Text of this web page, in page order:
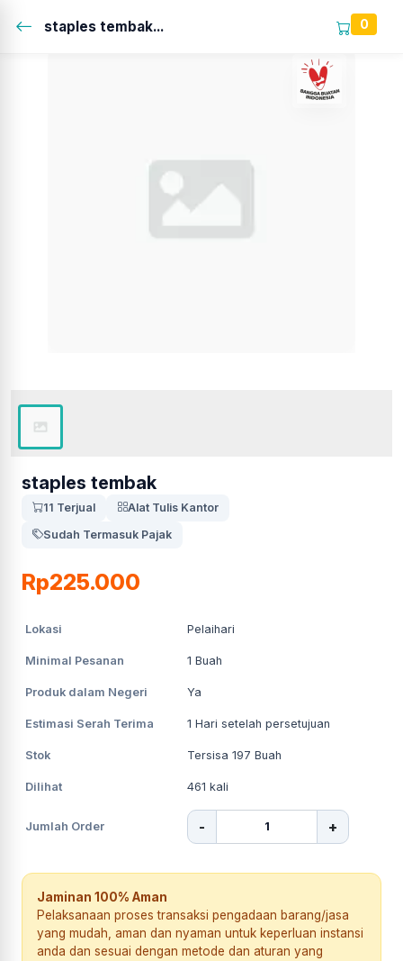
staples tembak... 0
staples tembak
11 Terjual
Alat Tulis Kantor
Sudah Termasuk Pajak
Rp225.000
Lokasi Pelaihari
Minimal Pesanan 1 Buah
Produk dalam Negeri Ya
Estimasi Serah Terima 1 Hari setelah persetujuan
Stok Tersisa 197 Buah
Dilihat 461 kali
Jumlah Order - +
Jaminan 100% Aman
Pelaksanaan proses transaksi pengadaan barang/jasa
yang mudah, aman dan nyaman untuk keperluan instansi
anda dan sesuai dengan metode dan aturan yang